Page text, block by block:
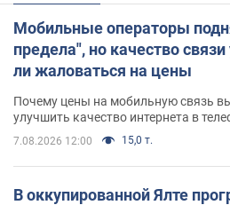
Мобильные операторы
предела", но качество
ли жаловаться на цены
Почему цены на мобильную связь
улучшить качество интернета в
7.08.2026 12:00 15,0 т.
В оккупированной Ялте